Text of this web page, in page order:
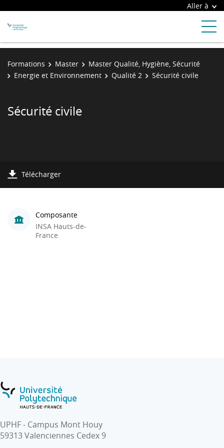
Aller à
Formations Master
Master Qualité, Hygiène, Sécurité
Energie et Environnement
Qualité 2 Sécurité civile
Sécurité civile
Télécharger
Composante
INSA Hauts-de-
France
UPHF - Campus Mont Houy
59313 Valenciennes Cedex 9